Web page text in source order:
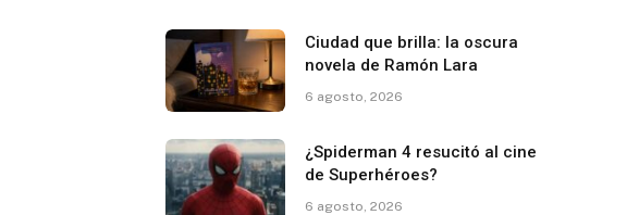
Ciudad que brilla: la oscura
novela de Ramón Lara
6 agosto, 2026
¿Spiderman 4 resucitó al cine
de Superhéroes?
6 agosto, 2026